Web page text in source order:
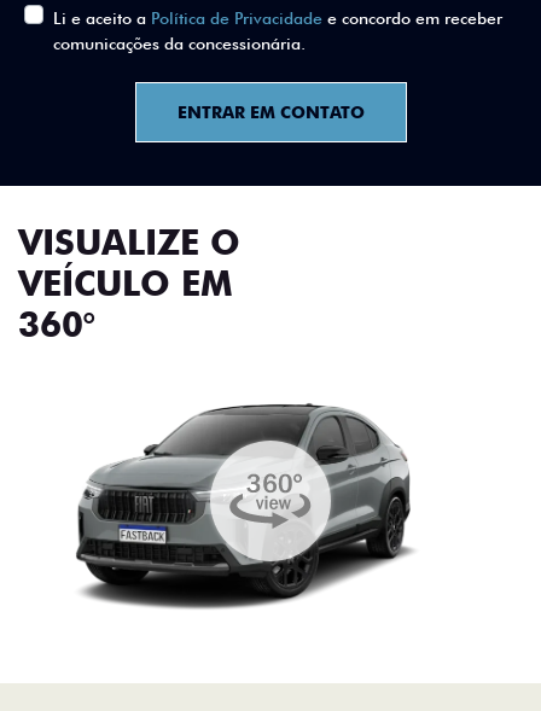
Li e aceito a Política de Privacidade e concordo em receber
comunicações da concessionária.
ENTRAR EM CONTATO
VISUALIZE O
VEÍCULO EM
360°